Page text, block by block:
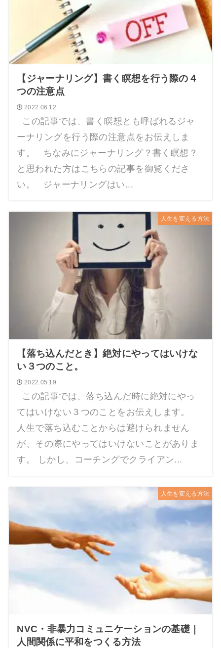
【ジャーナリング】書く瞑想を行う際の４
つの注意点
2022.06.12
この記事では、書く瞑想とも呼ばれるジャ
ーナリングを行う際の注意点をお伝えしま
す。 ちなみにジャーナリング？書く瞑想？
と思われた方はこちらの記事を御覧くださ
い。 ジャーナリングはい...
人生を変える方法
【落ち込んだとき】絶対にやってはいけな
い３つのこと。
2022.05.19
この記事では、落ち込んだ時に絶対にやっ
てはいけない３つのことをお伝えします。
人生で落ち込むことからは避けられません
が、その際にやってはいけないことがありま
す。 しかし、コーチングでクライアン...
人生を変える方法
NVC・非暴力コミュニケーションの基礎｜
人間関係に平和をつくる方法